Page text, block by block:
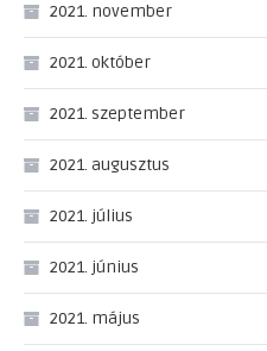
2021. november
2021. október
2021. szeptember
2021. augusztus
2021. július
2021. június
2021. május